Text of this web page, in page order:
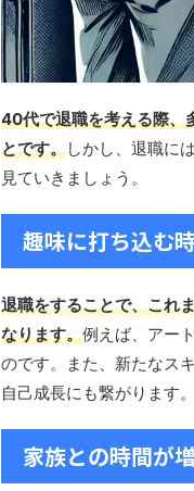
40代で退職を考える際、
とです。しかし、退職に
見ていきましょう。
趣味に打ち込む
退職をすることで、これ
なります。例えば、アー
のです。また、新たなス
自己成長にも繋がります。
家族との時間が